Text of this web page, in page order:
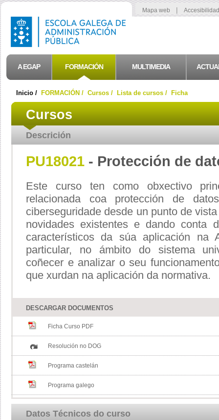
Mapa web |
A EGAP FORMACIÓN MULTIMEDIA
Inicio / FORMACIÓN / Cursos / Lista de cursos / Ficha
Descrición
Cursos
PU18021 - Protección de
Este curso ten como obxectivo
relacionada coa protección de
ciberseguridade desde un punto de
novidades existentes e dando conta
característicos da súa aplicación na
particular, no ámbito do sistema
coñecer e analizar o seu
que xurdan na aplicación da normativa.
DESCARGAR DOCUMENTOS
Ficha Curso PDF
Resolución no DOG
Programa castelán
Programa galego
Datos Técnicos do curso